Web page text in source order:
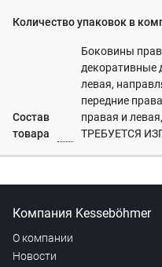
Количество упаковок в
Состав
товара
Боковины
декоративные
левая,
передние
правая и
ТРЕБУЕТСЯ
Компания Kesseböhmer
О компании
Новости